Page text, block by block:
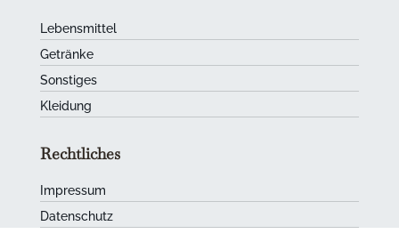
Lebensmittel
Getränke
Sonstiges
Kleidung
Rechtliches
Impressum
Datenschutz